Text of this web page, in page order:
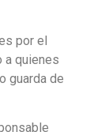
por el
a quienes
guarda de